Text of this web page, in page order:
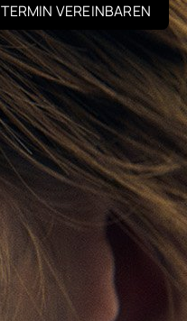
TERMIN VEREINBAREN